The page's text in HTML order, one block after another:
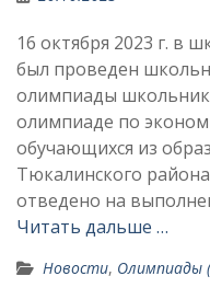
16 октября 2023 г. в
был проведен
олимпиады
олимпиаде по
обучающихся из
Тюкалинского
отведено на
Читать дальше …
Новости, Олимпиады